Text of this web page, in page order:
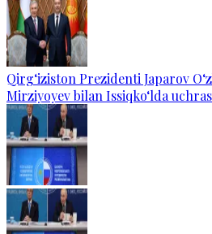
Qirg‘iziston Prezidenti Japarov
Mirziyoyev bilan Issiqko‘lda